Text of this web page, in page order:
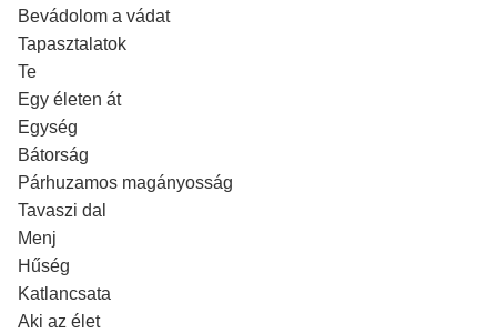
Bevádolom a vádat
Tapasztalatok
Te
Egy életen át
Egység
Bátorság
Párhuzamos magányosság
Tavaszi dal
Menj
Hűség
Katlancsata
Aki az élet